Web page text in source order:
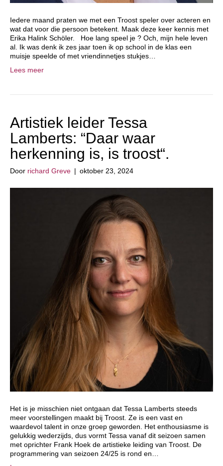
Iedere maand praten we met een Troost speler over acteren en
wat dat voor die persoon betekent. Maak deze keer kennis met
Erika Halink Schöler. Hoe lang speel je ? Och, mijn hele leven
al. Ik was denk ik zes jaar toen ik op school in de klas een
muisje speelde of met vriendinnetjes stukjes…
Lees meer
Artistiek leider Tessa
Lamberts: “Daar waar
herkenning is, is troost“.
Door richard Greve | oktober 23, 2024
Het is je misschien niet ontgaan dat Tessa Lamberts steeds
meer voorstellingen maakt bij Troost. Ze is een vast en
waardevol talent in onze groep geworden. Het enthousiasme is
gelukkig wederzijds, dus vormt Tessa vanaf dit seizoen samen
met oprichter Frank Hoek de artistieke leiding van Troost. De
programmering van seizoen 24/25 is rond en…